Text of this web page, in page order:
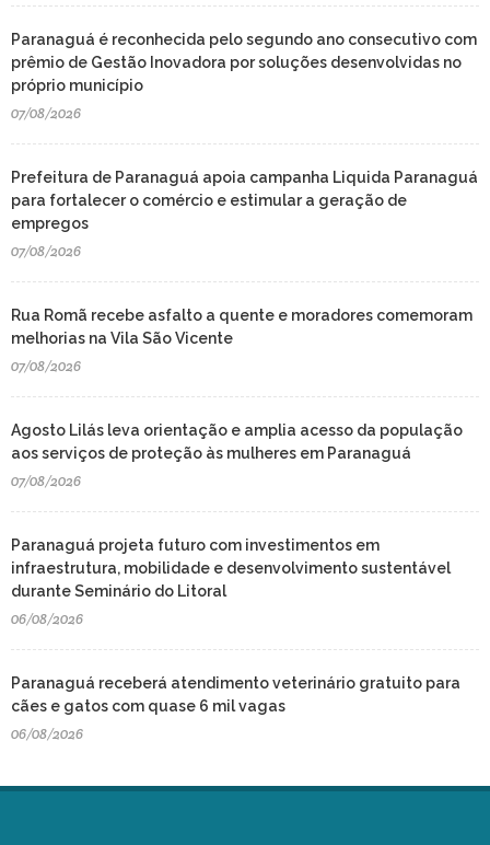
Paranaguá é reconhecida pelo segundo ano consecutivo com
prêmio de Gestão Inovadora por soluções desenvolvidas no
próprio município
07/08/2026
Prefeitura de Paranaguá apoia campanha Liquida Paranaguá
para fortalecer o comércio e estimular a geração de
empregos
07/08/2026
Rua Romã recebe asfalto a quente e moradores comemoram
melhorias na Vila São Vicente
07/08/2026
Agosto Lilás leva orientação e amplia acesso da população
aos serviços de proteção às mulheres em Paranaguá
07/08/2026
Paranaguá projeta futuro com investimentos em
infraestrutura, mobilidade e desenvolvimento sustentável
durante Seminário do Litoral
06/08/2026
Paranaguá receberá atendimento veterinário gratuito para
cães e gatos com quase 6 mil vagas
06/08/2026